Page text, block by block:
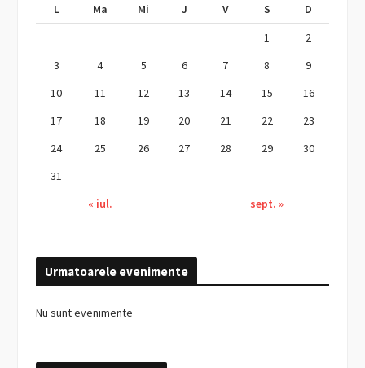
L Ma Mi J V S
D
1
2
3
4 5 6 7 8
9
10
11 12 13 14 15
16
17
18 19 20 21 22
23
24
25 26 27 28 29
30
31
« iul.
sept. »
Urmatoarele evenimente
Nu sunt evenimente